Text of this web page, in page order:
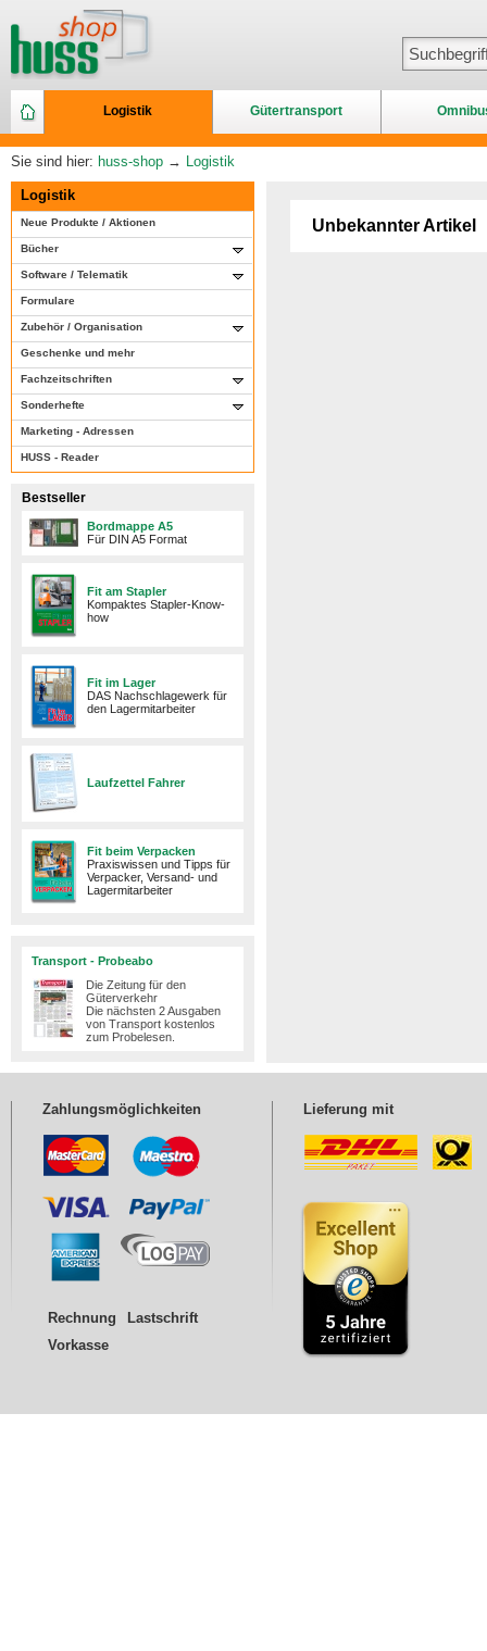
Logistik Gütertransport
Sie sind hier: huss-shop → Logistik
Logistik
Neue Produkte / Aktionen
Bücher
Software / Telematik
Formulare
Zubehör / Organisation
Geschenke und mehr
Fachzeitschriften
Sonderhefte
Marketing - Adressen
HUSS - Reader
Bestseller
Bordmappe A5
Für DIN A5 Format
Fit am Stapler
Kompaktes Stapler-Know-
how
Fit im Lager
DAS Nachschlagewerk für
den Lagermitarbeiter
Laufzettel Fahrer
Fit beim Verpacken
Praxiswissen und Tipps für
Verpacker, Versand- und
Lagermitarbeiter
Transport - Probeabo
Die Zeitung für den
Güterverkehr
Die nächsten 2 Ausgaben
von Transport kostenlos
zum Probelesen.
Unbekannter Artikel
Zahlungsmöglichkeiten
Rechnung
Lastschrift
Vorkasse
Lieferung mit